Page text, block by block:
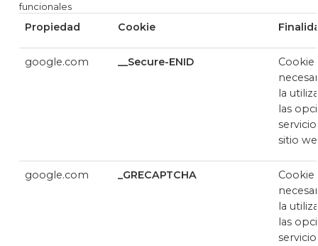
funcionales
Propiedad Cookie
google.com __Secure-ENID
Cookie
la
las
sitio
google.com _GRECAPTCHA
Cookie
la
las